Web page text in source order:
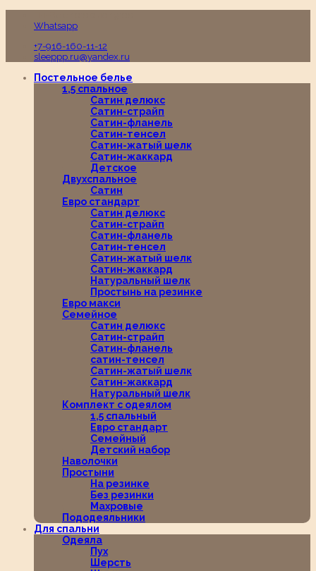
Whatsapp
+7-916-160-11-12
sleeppp.ru@yandex.ru
Постельное белье
1,5 спальное
Сатин делюкс
Сатин-страйп
Сатин-фланель
Сатин-тенсел
Сатин-жатый шелк
Сатин-жаккард
Детское
Двухспальное
Сатин
Евро стандарт
Сатин делюкс
Сатин-страйп
Сатин-фланель
Сатин-тенсел
Сатин-жатый шелк
Сатин-жаккард
Натуральный шелк
Простынь на резинке
Евро макси
Семейное
Сатин делюкс
Сатин-страйп
Сатин-фланель
сатин-тенсел
Сатин-жатый шелк
Сатин-жаккард
Натуральный шелк
Комплект с одеялом
1,5 спальный
Евро стандарт
Семейный
Детский набор
Наволочки
Простыни
На резинке
Без резинки
Махровые
Пододеяльники
Для спальни
Одеяла
Пух
Шерсть